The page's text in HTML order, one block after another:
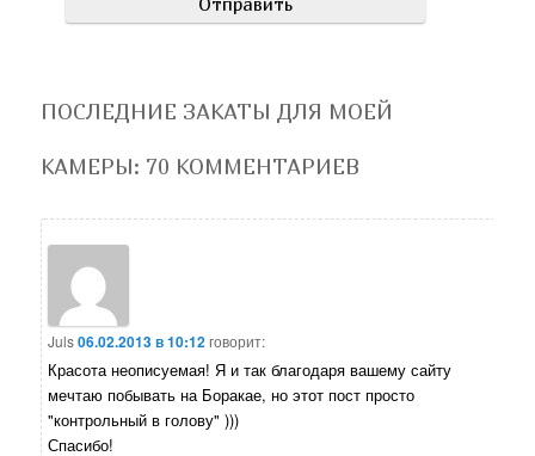
ПОСЛЕДНИЕ ЗАКАТЫ ДЛЯ МОЕЙ
КАМЕРЫ: 70 КОММЕНТАРИЕВ
Juls06.02.2013 в 10:12говорит:
Красота неописуемая! Я и так благодаря вашему сайту
мечтаю побывать на Боракае, но этот пост просто
"контрольный в голову" )))
Спасибо!